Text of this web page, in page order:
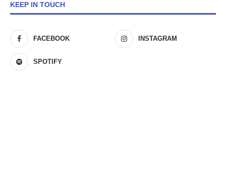
KEEP IN TOUCH
FACEBOOK INSTAGRAM
SPOTIFY